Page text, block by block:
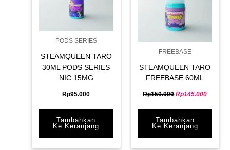
PODS SERIES
STEAMQUEEN TARO
30ML PODS SERIES
NIC 15MG
Rp95.000
Tambahkan
Ke Keranjang
FREEBASE
STEAMQUEEN TARO
FREEBASE 60ML
Rp150.000 Rp145.000
Tambahkan
Ke Keranjang